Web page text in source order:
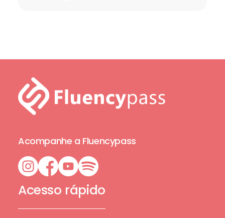
Acompanhe a Fluencypass
Acesso rápido